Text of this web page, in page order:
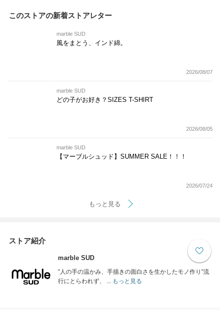
このストアの新着ストアレター
marble SUD
風をまとう、インド綿。
2026/08/07
marble SUD
どの子がお好き？SIZES T-SHIRT
2026/08/05
marble SUD
【マーブルシュッド】SUMMER SALE！！！
2026/07/24
もっと見る
ストア紹介
marble SUD
”人の手の温かみ、手描きの面白さを生かしたモノ作り”流
行にとらわれず、 ...もっと見る